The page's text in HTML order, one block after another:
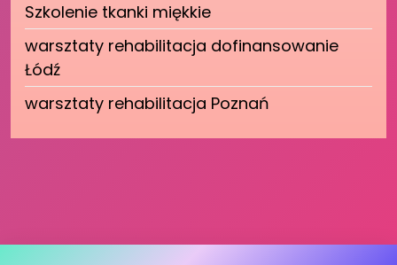
Szkolenie tkanki miękkie
warsztaty rehabilitacja dofinansowanie
Łódź
warsztaty rehabilitacja Poznań